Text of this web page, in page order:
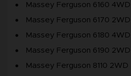
Massey Ferguson 6160 4WD
Massey Ferguson 6170 2WD
Massey Ferguson 6180 4WD
Massey Ferguson 6190 2WD
Massey Ferguson 8110 2WD